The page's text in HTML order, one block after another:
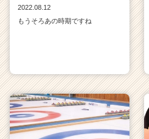
2022.08.12
もうそろあの時期ですね